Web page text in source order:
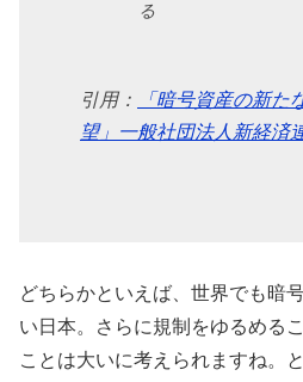
る
引用：
「暗号資産の新た
望」一般社団法人新経済
どちらかといえば、世界でも暗
い日本。さらに規制をゆるめる
ことは大いに考えられますね。